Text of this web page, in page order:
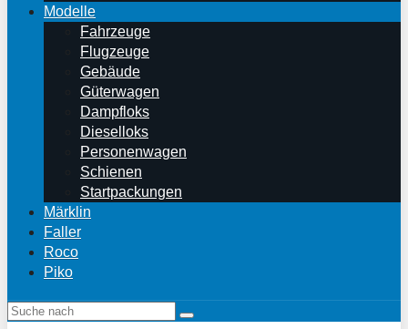
Modelle
Fahrzeuge
Flugzeuge
Gebäude
Güterwagen
Dampfloks
Dieselloks
Personenwagen
Schienen
Startpackungen
Märklin
Faller
Roco
Piko